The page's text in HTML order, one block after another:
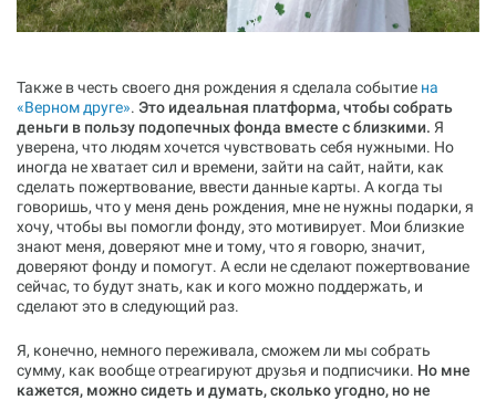
Также в честь своего дня рождения я сделала событие на
«‎Верном друге»‎. Это идеальная платформа, чтобы собрать
деньги в пользу подопечных фонда вместе с близкими. Я
уверена, что людям хочется чувствовать себя нужными. Но
иногда не хватает сил и времени, зайти на сайт, найти, как
сделать пожертвование, ввести данные карты. А когда ты
говоришь, что у меня день рождения, мне не нужны подарки, я
хочу, чтобы вы помогли фонду, это мотивирует. Мои близкие
знают меня, доверяют мне и тому, что я говорю, значит,
доверяют фонду и помогут. А если не сделают пожертвование
сейчас, то будут знать, как и кого можно поддержать, и
сделают это в следующий раз.
Я, конечно, немного переживала, сможем ли мы собрать
сумму, как вообще отреагируют друзья и подписчики. Но мне
кажется, можно сидеть и думать, сколько угодно, но не